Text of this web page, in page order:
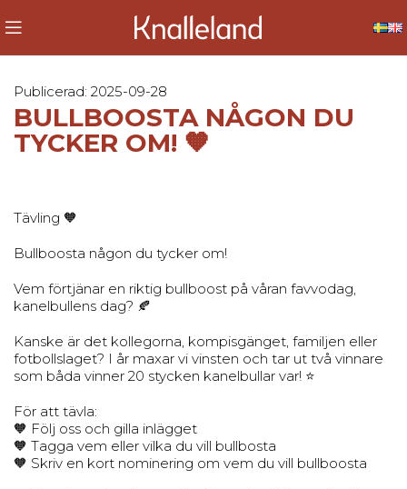
Publicerad: 2025-09-28
BULLBOOSTA NÅGON DU
TYCKER OM! 🧡
Tävling 🧡
Bullboosta någon du tycker om!
Vem förtjänar en riktig bullboost på våran favvodag,
kanelbullens dag? 🍂
Kanske är det kollegorna, kompisgänget, familjen eller
fotbollslaget? I år maxar vi vinsten och tar ut två vinnare
som båda vinner 20 stycken kanelbullar var! ⭐️
För att tävla:
🧡 Följ oss och gilla inlägget
🧡 Tagga vem eller vilka du vill bullbosta
🧡 Skriv en kort nominering om vem du vill bullboosta